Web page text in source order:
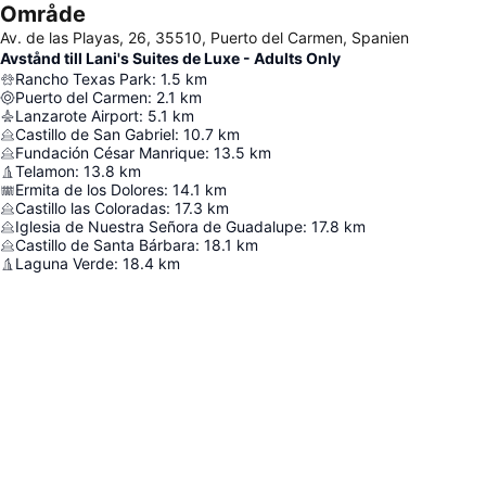
Område
Av. de las Playas, 26, 35510, Puerto del Carmen, Spanien
Avstånd till Lani's Suites de Luxe - Adults Only
Rancho Texas Park: 1.5 km
Puerto del Carmen: 2.1 km
Lanzarote Airport: 5.1 km
Castillo de San Gabriel: 10.7 km
Fundación César Manrique: 13.5 km
Telamon: 13.8 km
Ermita de los Dolores: 14.1 km
Castillo las Coloradas: 17.3 km
Iglesia de Nuestra Señora de Guadalupe: 17.8 km
Castillo de Santa Bárbara: 18.1 km
Laguna Verde: 18.4 km